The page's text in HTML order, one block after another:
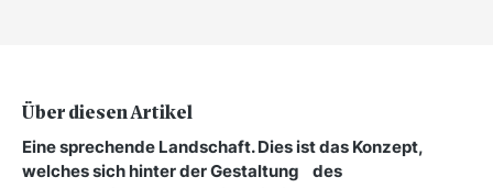
Über diesen Artikel
Eine sprechende Landschaft. Dies ist das Konzept,
welches sich hinter der Gestaltung des